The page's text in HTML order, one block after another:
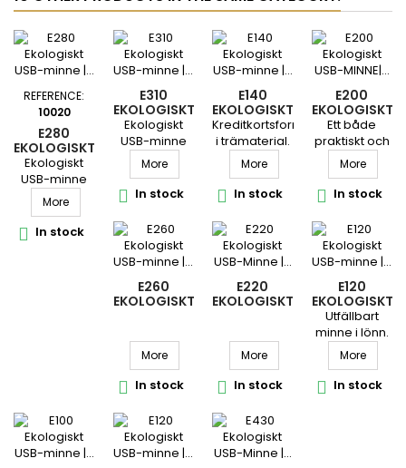
REFERENCE:
10020
E280
EKOLOGISKT
USB-MINNE |
PEN
Ekologiskt
USB-minne
med en oval
form.
More
 In stock
E310
EKOLOGISKT
USB-MINNE |
BEAN
Ekologiskt
USB-minne
med en oval
form.
More
 In stock
E140
EKOLOGISKT
USB-MINNE |
KORT
Kreditkortsformat
i trämaterial.
More
 In stock
E200
EKOLOGISKT
USB-MINNE|
KLÄDNYPA
Ett både
praktiskt och
roligt USB-
Minne.
More
 In stock
E260
EKOLOGISKT
More
 In stock
E220
EKOLOGISKT
More
 In stock
E120
EKOLOGISKT
USB-MINNE |
ZINGO
Utfällbart
minne i lönn.
More
 In stock